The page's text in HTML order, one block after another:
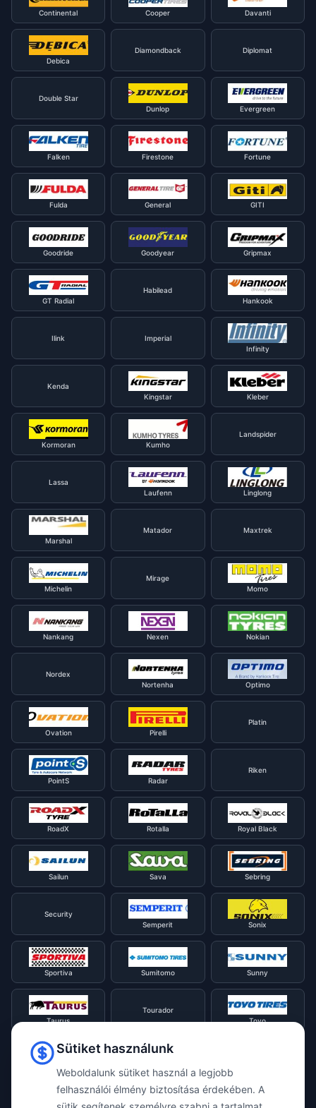
Continental Cooper Davanti
Debica
Diamondback Diplomat
Double Star
Dunlop
Evergreen
Falken Firestone Fortune
Fulda General GITI
Goodride Goodyear Gripmax
GT Radial
Habilead
Hankook
Ilink
Imperial
Infinity
Kenda
Kingstar
Kleber
Kormoran Kumho
Landspider
Lassa
Laufenn
Linglong
Marshal
Matador Maxtrek
Michelin
Mirage
Momo
Nankang Nexen Nokian
Nordex
Nortenha
Optimo
Ovation Pirelli
Platin
PointS Radar
Riken
RoadX Rotalla Royal Black
Sailun Sava Sebring
Security
Semperit
Sonix
Sportiva Sumitomo Sunny
Taurus
Tourador
Toyo
Tracmax
Triangle
Viking Voyager
Sütiket használunk
Weboldalunk sütiket használ a legjobb
felhasználói élmény biztosítása érdekében. A